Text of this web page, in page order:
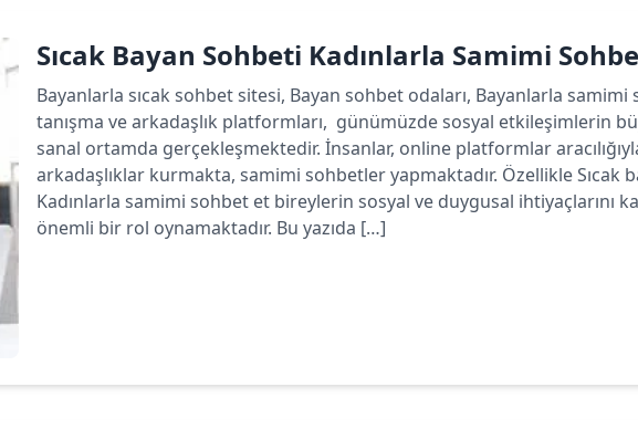
Sıcak Bayan Sohbeti Kadınlarla Samimi
Bayanlarla sıcak sohbet sitesi, Bayan sohbet odaları, Bayanlarla samimi
tanışma ve arkadaşlık platformları, günümüzde sosyal etkileşimlerin
sanal ortamda gerçekleşmektedir. İnsanlar, online platformlar
arkadaşlıklar kurmakta, samimi sohbetler yapmaktadır. Özellikle Sıcak
Kadınlarla samimi sohbet et bireylerin sosyal ve duygusal ihtiyaçlarını
önemli bir rol oynamaktadır. Bu yazıda […]